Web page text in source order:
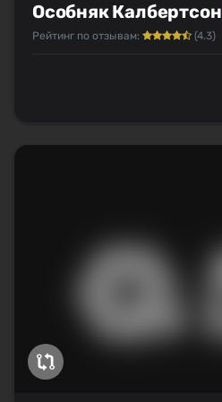
Особняк Калбертсон
Рейтинг по отзывам: (4.3)